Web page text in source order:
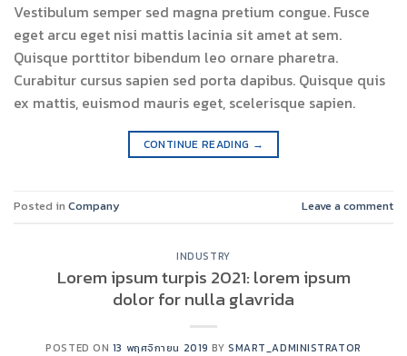
Vestibulum semper sed magna pretium congue. Fusce
eget arcu eget nisi mattis lacinia sit amet at sem.
Quisque porttitor bibendum leo ornare pharetra.
Curabitur cursus sapien sed porta dapibus. Quisque quis
ex mattis, euismod mauris eget, scelerisque sapien.
CONTINUE READING →
Posted in Company Leave a comment
INDUSTRY
Lorem ipsum turpis 2021: lorem ipsum
dolor for nulla glavrida
POSTED ON 13 พฤศจิกายน 2019 BYSMART_ADMINISTRATOR